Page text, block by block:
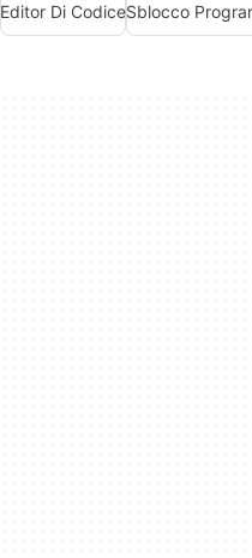
Editor Di CodiceSblocco